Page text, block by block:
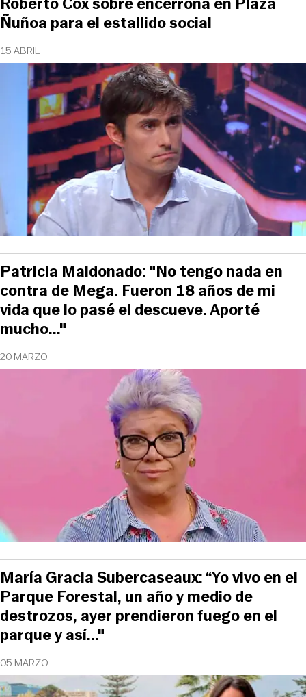
15 ABRIL
Ñuñoa para el estallido social
20 MARZO
Patricia Maldonado: "No tengo nada en
contra de Mega. Fueron 18 años de mi
vida que lo pasé el descueve. Aporté
mucho..."
05 MARZO
María Gracia Subercaseaux: “Yo vivo en el
Parque Forestal, un año y medio de
destrozos, ayer prendieron fuego en el
parque y así..."